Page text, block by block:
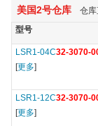
美国2号仓库 仓库
型号
LSR1-04C32-3070-
[更多]
LSR1-12C32-3070-
[更多]